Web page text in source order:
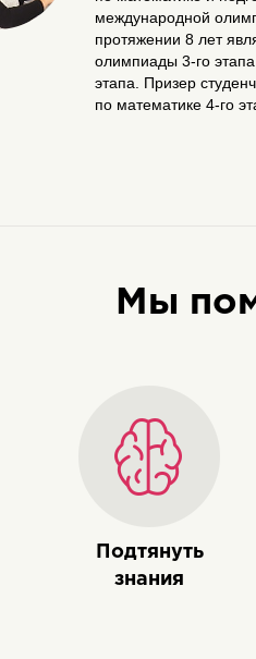
международной
протяжении 8 лет
олимпиады 3-го
этапа. Призер
по математике 4-го
Мы
Подтянуть
знания